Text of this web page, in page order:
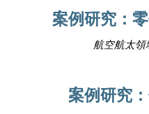
案例研究：
航空航太
案例研究